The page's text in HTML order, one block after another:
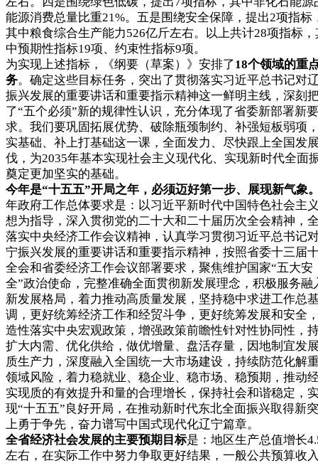
能源消费总量比重21%。五是围绕安全保障，提出2项指标
其中粮食综合生产能力526亿斤左右。以上共计28项指标，
中预期性指标19项、约束性指标9项。
为实现上述指标，《纲要（草案）》安排了18个领域的重
务。确定这些目标任务，突出了贯彻落实习近平总书记对
振兴发展的重要讲话和重要指示精神这一鲜明主线，深刻
了“五个必须”新的规律性认识，充分体现了省委新部署新要
求。我们要巩固拓展优势、破除瓶颈制约、补强短板弱项
实基础、补上打基础这一课，全面发力、尽快跟上全国发
伐，为2035年基本实现社会主义现代化、实现新时代全面
奠定更加坚实的基础。
今年是“十五五”开局之年，必须迈好第一步、展现新气象
年政府工作总体要求是：以习近平新时代中国特色社会主
想为指导，深入贯彻党的二十大和二十届历次全会精神，
落实中央经济工作会议精神，认真学习贯彻习近平总书记
宁振兴发展的重要讲话和重要指示精神，按照省委十三届
全会和省委经济工作会议部署要求，聚焦维护国家“五大安
全”政治使命，完整准确全面贯彻新发展理念，积极服务融
新发展格局，着力推动高质量发展，坚持稳中求进工作总
调，更好统筹经济工作和经贸斗争，更好统筹发展和安全
造性落实中央宏观政策，增强政策前瞻性针对性协同性，
扩大内需、优化供给，做优增量、盘活存量，因地制宜发
质生产力，深度融入全国统一大市场建设，持续防范化解
领域风险，着力稳就业、稳企业、稳市场、稳预期，推动
实现质的有效提升和量的合理增长，保持社会和谐稳定，
现“十五五”良好开局，在推动新时代东北全面振兴取得新
上勇于争先，奋力谱写中国式现代化辽宁篇章。
全省经济社会发展的主要预期目标是：地区生产总值增长
左右，在实际工作中努力争取更好结果，一般公共预算收